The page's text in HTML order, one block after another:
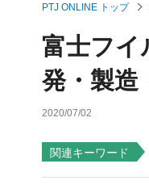
PTJ ONLINE トップ
富士フ
発・製造
2020/07/02
関連キーワード